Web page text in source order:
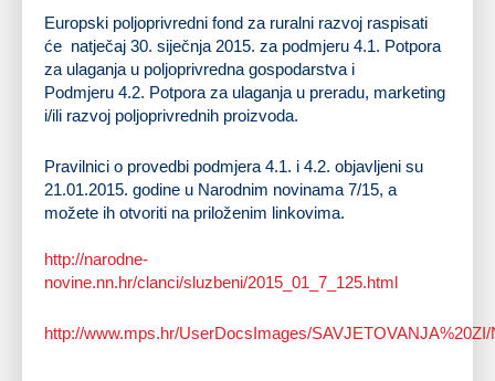
Europski poljoprivredni fond za ruralni razvoj raspisati
će natječaj 30. siječnja 2015. za podmjeru 4.1. Potpora
za ulaganja u poljoprivredna gospodarstva i
Podmjeru 4.2. Potpora za ulaganja u preradu, marketing
i/ili razvoj poljoprivrednih proizvoda.
Pravilnici o provedbi podmjera 4.1. i 4.2. objavljeni su
21.01.2015. godine u Narodnim novinama 7/15, a
možete ih otvoriti na priloženim linkovima.
http://narodne-
novine.nn.hr/clanci/sluzbeni/2015_01_7_125.html
http://www.mps.hr/UserDocsImages/